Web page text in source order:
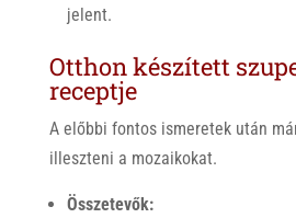
jelent.
Otthon készített
receptje
A előbbi fontos ismeretek után
illeszteni a mozaikokat.
Összetevők: